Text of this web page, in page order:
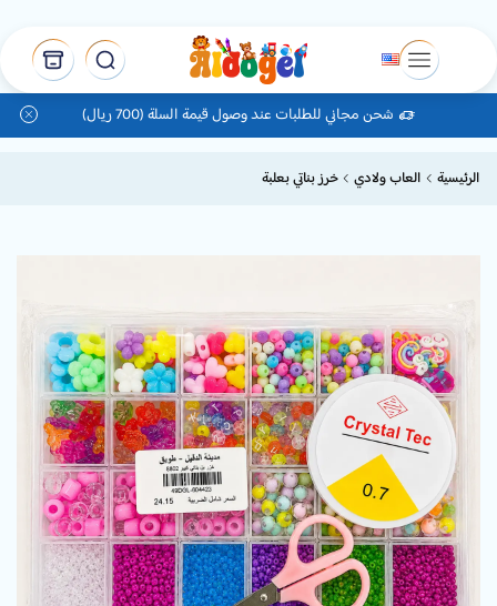
شحن مجاني للطلبات عند وصول قيمة السلة (700 ريال)
الرئيسية العاب ولادي خرز بناتي بعلبة